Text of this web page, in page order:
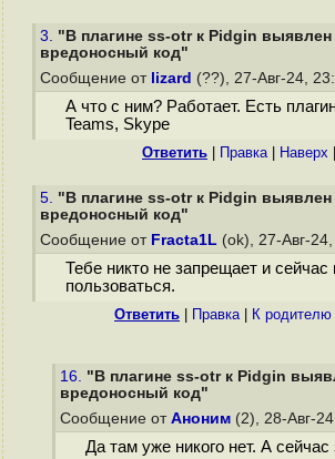
3. "В плагине ss-otr к Pidgin выявлен
вредоносный код"
Сообщение от lizard (??), 27-Авг-24,
А что с ним? Работает. Есть
Teams, Skype
Ответить Правка| Наверх
5. "В плагине ss-otr к Pidgin выявлен
вредоносный код"
Сообщение от Fracta1L (ok), 27-Авг-
Тебе никто не запрещает и сейчас
пользоваться.
Ответить Правка| К родителю
16. "В плагине ss-otr к Pidgin
вредоносный код"
Сообщение от Аноним (2), 28-Авг-
Да там уже никого нет. А